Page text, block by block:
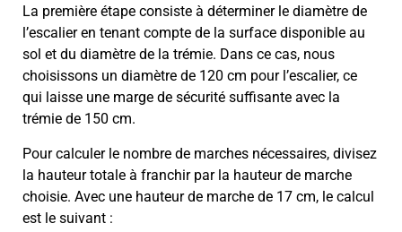
La première étape consiste à déterminer le diamètre de
l’escalier en tenant compte de la surface disponible au
sol et du diamètre de la trémie. Dans ce cas, nous
choisissons un diamètre de 120 cm pour l’escalier, ce
qui laisse une marge de sécurité suffisante avec la
trémie de 150 cm.
Pour calculer le nombre de marches nécessaires, divisez
la hauteur totale à franchir par la hauteur de marche
choisie. Avec une hauteur de marche de 17 cm, le calcul
est le suivant :